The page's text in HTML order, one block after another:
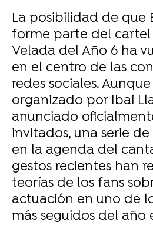
La posibilidad de que
forme parte del cartel
Velada del Año 6 ha
en el centro de las
redes sociales.
organizado por Ibai
anunciado
invitados, una serie
en la agenda del
gestos recientes han
teorías de los fans
actuación en uno de
más seguidos del año